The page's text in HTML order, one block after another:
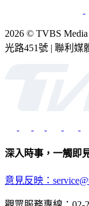
2026 © TVBS
光路451號 | 聯利媒
深入時事，一觸即
意見反映：